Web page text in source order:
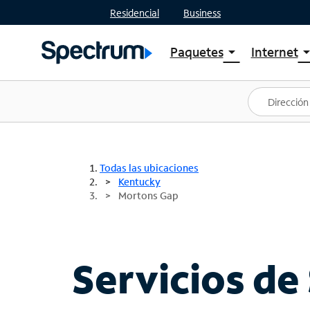
Residencial Business
Paquetesarrow_drop_down
Ver paquetes
Spectrum One
Mejores ofertas
Internetarrow_drop_down
Planes
Todas las ubicaciones
Kentucky
Mortons Gap
Servicios